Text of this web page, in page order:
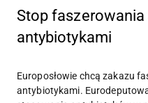
Stop
antybiotykami
Europosłowie chcą zakazu
antybiotykami.